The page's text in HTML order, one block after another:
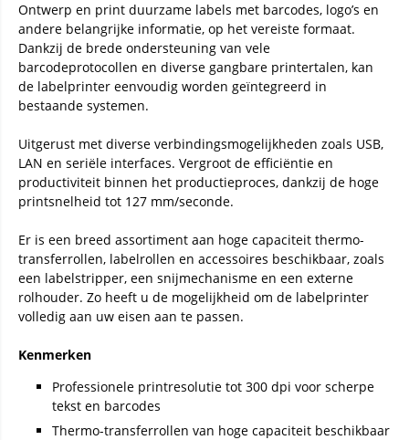
Ontwerp en print duurzame labels met barcodes, logo’s en
andere belangrijke informatie, op het vereiste formaat.
Dankzij de brede ondersteuning van vele
barcodeprotocollen en diverse gangbare printertalen, kan
de labelprinter eenvoudig worden geïntegreerd in
bestaande systemen.
Uitgerust met diverse verbindingsmogelijkheden zoals USB,
LAN en seriële interfaces. Vergroot de efficiëntie en
productiviteit binnen het productieproces, dankzij de hoge
printsnelheid tot 127 mm/seconde.
Er is een breed assortiment aan hoge capaciteit thermo-
transferrollen, labelrollen en accessoires beschikbaar, zoals
een labelstripper, een snijmechanisme en een externe
rolhouder. Zo heeft u de mogelijkheid om de labelprinter
volledig aan uw eisen aan te passen.
Kenmerken
Professionele printresolutie tot 300 dpi voor scherpe
tekst en barcodes
Thermo-transferrollen van hoge capaciteit beschikbaar